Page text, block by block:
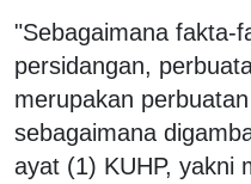
"Sebagaimana fakta-
persidangan,
merupakan
sebagaimana
ayat (1) KUHP, yakni